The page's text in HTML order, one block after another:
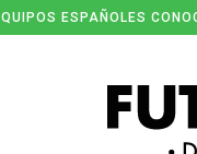
ESPAÑOLES